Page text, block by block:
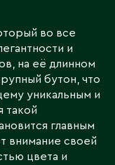
во все
и
на её длинном
бутон, что
уникальным и
такой
главным
внимание своей
цвета и